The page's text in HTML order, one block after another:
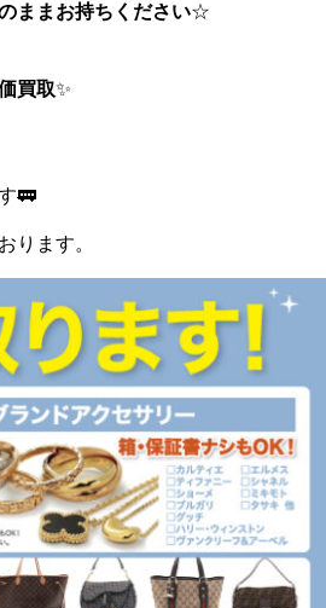
ままお持ちください☆
買取✨
🚃
ります。